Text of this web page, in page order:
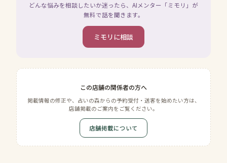
どんな悩みを相談したいか迷ったら、AIメンター「ミモリ」が
無料で話を聞きます。
ミモリに相談
この店舗の関係者の方へ
掲載情報の修正や、占いの森からの予約受付・送客を始めたい方は、
店舗掲載のご案内をご覧ください。
店舗掲載について